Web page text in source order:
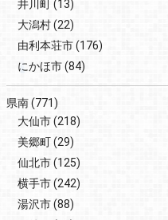
井川町(13)
大潟村(22)
由利本荘市(176)
にかほ市(84)
県南(771)
大仙市(218)
美郷町(29)
仙北市(125)
横手市(242)
湯沢市(88)